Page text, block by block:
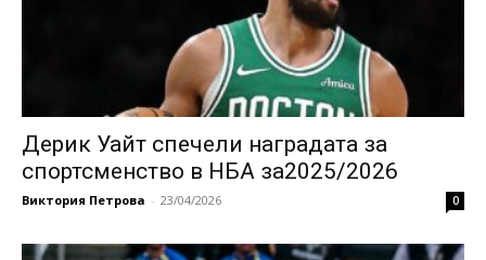
Дерик Уайт спечели наградата за
спортсменство в НБА за2025/2026
Виктория Петрова - 23/04/2026 0